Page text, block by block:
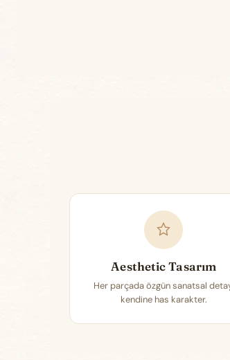
Aesthetic Tasarım
Her parçada özgün sanatsal
kendine has karakter.